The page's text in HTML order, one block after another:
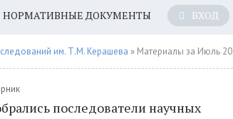
НОРМАТИВНЫЕ ДОКУМЕНТЫ ВХОД
им. Т.М. Керашева » Материалы за Июль 2017 года
последователи научных